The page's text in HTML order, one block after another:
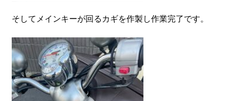
そしてメインキーが回るカギを作製し作業完了です。